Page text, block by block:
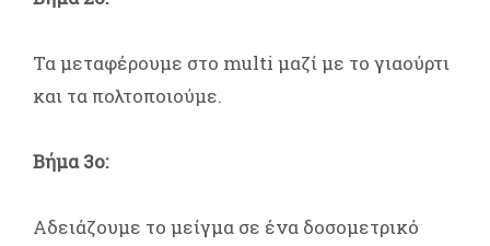
Τα μεταφέρουμε στο multi μαζί με το γιαούρτι
και τα πολτοποιούμε.
Βήμα 3ο:
Αδειάζουμε το μείγμα σε ένα δοσομετρικό